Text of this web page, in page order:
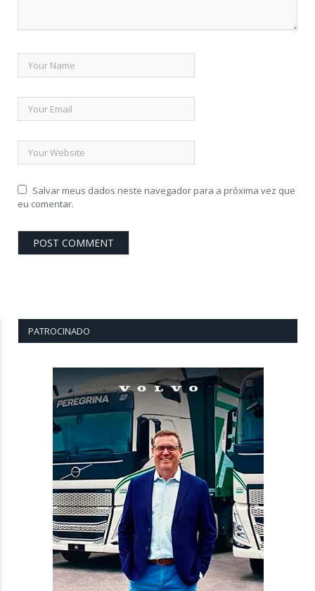
Salvar meus dados neste navegador para a próxima vez que
eu comentar.
PATROCINADO